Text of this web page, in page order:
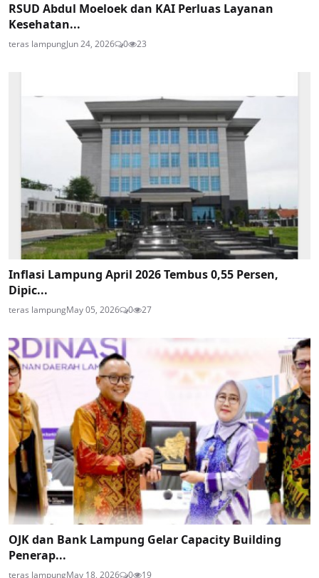
RSUD Abdul Moeloek dan KAI Perluas Layanan
Kesehatan...
teras lampungJun 24, 2026 0 23
Inflasi Lampung April 2026 Tembus 0,55 Persen,
Dipic...
teras lampungMay 05, 2026 0 27
OJK dan Bank Lampung Gelar Capacity Building
Penerap...
teras lampungMay 18, 2026 0 19